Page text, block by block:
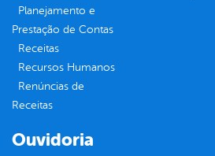
Planejamento e
Prestação de Contas
Receitas
Recursos Humanos
Renúncias de
Receitas
Ouvidoria